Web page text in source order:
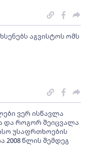
აგვისტოს ომს
ვერ ისწავლა
და როგორ შეიცვალა
უსაფრთხოების
2008 წლის შემდეგ